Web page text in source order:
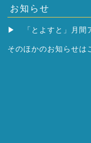
お知らせ
▶ 「とよすと」月
そのほかのお知らせは